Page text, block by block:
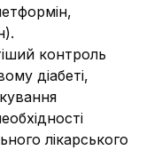
контроль
діабеті,
лікарського